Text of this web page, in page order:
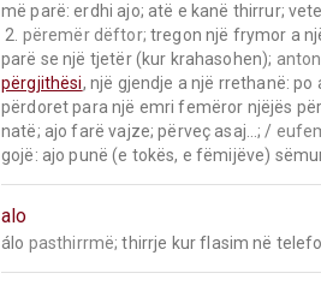
më parë: erdhi ajo; atë e kanë thirrur;
2. përemër dëftor; tregon një frymor a
parë se një tjetër (kur krahasohen);
përgjithësi, një gjendje a një rrethanë:
përdoret para një emri femëror njëjës
natë; ajo farë vajze; përveç asaj…; /
gojë: ajo punë (e tokës, e fëmijëve)
alo
álo pasthirrmë; thirrje kur flasim në